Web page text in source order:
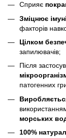
Сприяє
Зміцнює
факторів
Цілком
запилювачів;
Після
патогенних
морських
100%